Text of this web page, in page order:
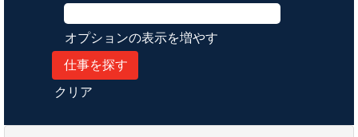
オプションの表示を増やす
クリア